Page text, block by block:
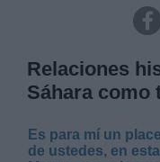
Relaciones
Sáhara como
Es para mí un
de ustedes, en
Destinatarios: